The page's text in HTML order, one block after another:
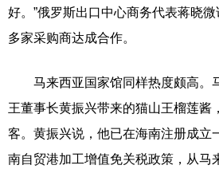
好。”俄罗斯出口中心商务代表蒋晓
多家采购商达成合作。
马来西亚国家馆同样热度颇高。
王董事长黄振兴带来的猫山王榴莲酱
客。黄振兴说，他已在海南注册成立
南自贸港加工增值免关税政策，从马